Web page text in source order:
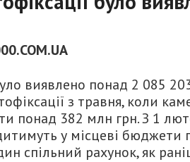
виявлено понад 2 085
з травня, коли
понад 382 млн грн. З 1
у місцеві бюджети
спільний рахунок, як